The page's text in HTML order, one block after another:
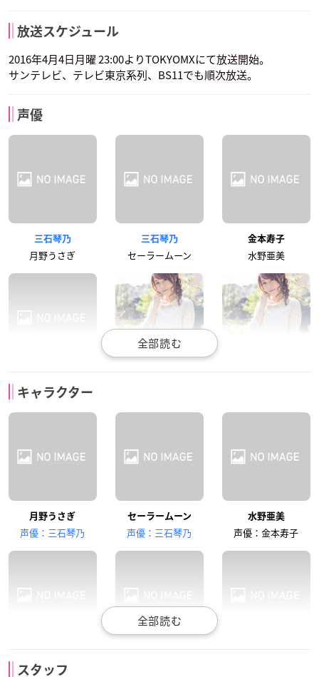
放送スケジュール
2016年4月4日月曜 23:00よりTOKYOMXにて放送開始。
サンテレビ、テレビ東京系列、BS11でも順次放送。
声優
三石琴乃
月野うさぎ
三石琴乃
セーラームーン
金本寿子
水野亜美
セーラーマーキュリ
小清水亜美 小清水亜美 伊藤静
伊藤静
キャラクター
月野うさぎ
声優：三石琴乃
セーラームーン
声優：三石琴乃
水野亜美
声優：金本寿子
ー
スタッフ